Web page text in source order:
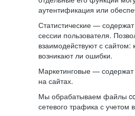
аутентификация или
Статистические —
сессии пользователя.
взаимодействуют с
возникают ли ошибки.
Маркетинговые —
на сайтах.
Мы обрабатываем файлы
сетевого трафика с